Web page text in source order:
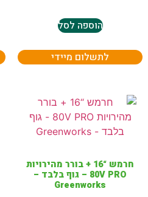
הוספה לסל
לתשלום מיידי
חרמש “16 + בורר מהירויות
80V PRO – גוף בלבד –
Greenworks